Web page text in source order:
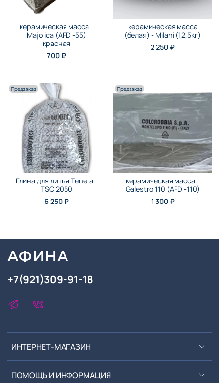
керамическая масса -
Majolica (AFD -55)
красная
700 ₽
керамическая масса
(белая) - Milani (12,5кг)
2 250 ₽
Предзаказ
Глина для литья Tenera -
TSC 2050
6 250 ₽
Предзаказ
керамическая масса -
Galestro 110 (AFD -110)
1 300 ₽
ИНТЕРНЕТ-МАГАЗИН
ПОМОЩЬ И ИНФОРМАЦИЯ
+7(921)309-91-18
АФИНА